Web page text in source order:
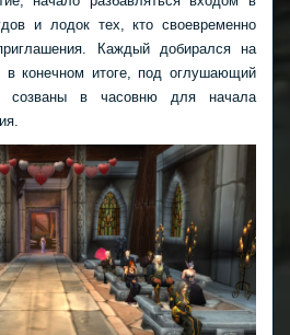
и лодок тех, кто своевременно
Каждый добирался на
в конечном итоге, под оглушающий
созваны в часовню для начала